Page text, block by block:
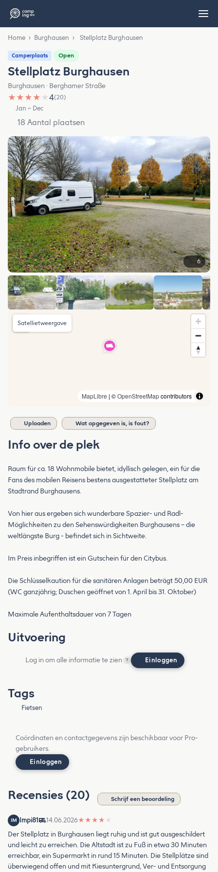
Home › Burghausen › Stellplatz Burghausen
Camperplaats Open
Stellplatz Burghausen
Burghausen · Berghamer Straße
★ ★ ★ ★ ★4(20)
Jan – Dec
18 Aantal plaatsen
6
MapLibre | ©OpenStreetMapcontributors
Satellietweergave
Uploaden Wat opgegeven is, is fout?
Info over de plek
Raum für ca. 18 Wohnmobile bietet, idyllisch gelegen, ein für die
Fans des mobilen Reisens bestens ausgestatteter Stellplatz am
Stadtrand Burghausens.
Von hier aus ergeben sich wunderbare Spazier- und Radl-
Möglichkeiten zu den Sehenswürdigkeiten Burghausens – die
weltlängste Burg - befindet sich in Sichtweite.
Im Preis inbegriffen ist ein Gutschein für den Citybus.
Die Schlüsselkaution für die sanitären Anlagen beträgt 50,00 EUR
(WC ganzjährig; Duschen geöffnet von 1. April bis 31. Oktober)
Maximale Aufenthaltsdauer von 7 Tagen
Uitvoering
Log in om alle informatie te zien ? Einloggen
Tags
Fietsen
Coördinaten en contactgegevens zijn beschikbaar voor Pro-
gebruikers.
Einloggen
Recensies (20) Schrijf een beoordeling
IM Impi81 14.06.2026★ ★ ★ ★ ★
Der Stellplatz in Burghausen liegt ruhig und ist gut ausgeschildert
und leicht zu erreichen. Die Altstadt ist zu Fuß in etwa 30 Minuten
erreichbar, ein Supermarkt in rund 15 Minuten. Die Stellplätze sind
überwiegend offen und mit Kiesuntergrund, Ver- und Entsorgung